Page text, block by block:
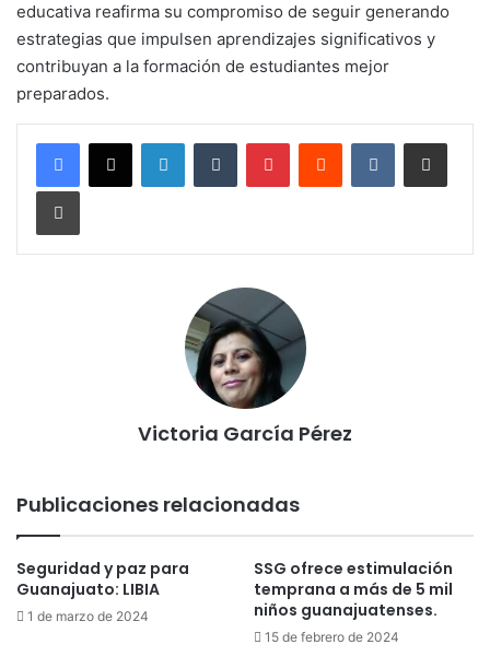
educativa reafirma su compromiso de seguir generando
estrategias que impulsen aprendizajes significativos y
contribuyan a la formación de estudiantes mejor
preparados.
LinkedInTumblr PinterestReddit VKontakteCompartir por
Imprimir
Victoria García Pérez
Publicaciones relacionadas
Seguridad y paz para
Guanajuato: LIBIA
1 de marzo de 2024
SSG ofrece estimulación
temprana a más de 5 mil
niños guanajuatenses.
15 de febrero de 2024